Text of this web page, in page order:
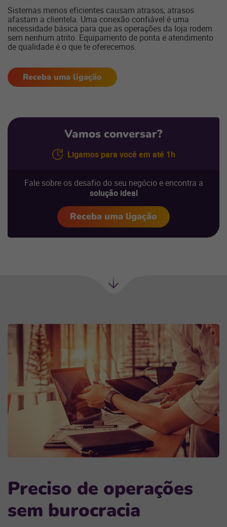
Sistemas menos eficientes causam atrasos, atrasos
afastam a clientela. Uma conexão confiável é uma
necessidade básica para que as operações da loja rodem
sem nenhum atrito. Equipamento de ponta e atendimento
de qualidade é o que te oferecemos.
Receba uma ligação
Vamos conversar?
Ligamos para você em até 1h
Fale sobre os desafio do seu negócio e encontra a
solução ideal
Receba uma ligação
Preciso de operações
sem burocracia